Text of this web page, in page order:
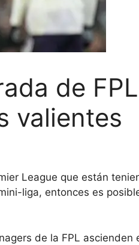
de FPL
valientes
League que están
liga, entonces es
de la FPL ascienden